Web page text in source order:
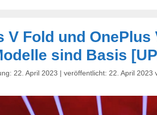
V Fold und OnePlus
sind Basis
22. April 2023 22. April 2023